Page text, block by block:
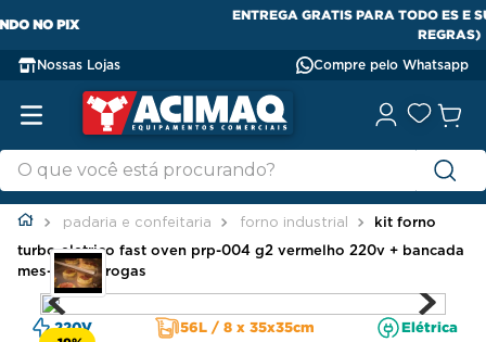
ENTREGA GRATIS PARA TODO ES E SUL DA BAHIA (CONFIRA AS
Nossas Lojas Compre pelo Whatsapp
padaria e confeitaria forno industrial
kit forno
turbo eletrico fast oven prp-004 g2 vermelho 220v + bancada
mes-004 - progas
220V 56L / 8 x 35x35cm Elétrica